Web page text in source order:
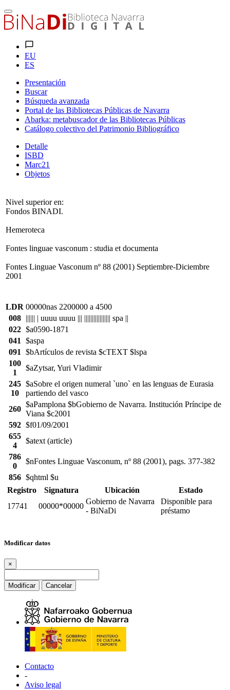
EU
ES
Presentación
Buscar
Búsqueda avanzada
Portal de las Bibliotecas Públicas de Navarra
Abarka: metabuscador de las Bibliotecas Públicas
Catálogo colectivo del Patrimonio Bibliográfico
Detalle
ISBD
Marc21
Objetos
Nivel superior en:
Fondos BINADI.
Hemeroteca
Fontes linguae vasconum : studia et documenta
Fontes Linguae Vasconum nº 88 (2001) Septiembre-Diciembre
2001
LDR 00000nas 2200000 a 4500
008
|||||| | uuuu uuuu ||| ||||||||||||||||| spa ||
022 $a0590-1871
041
$aspa
091
$bArtículos de revista $cTEXT $lspa
100
1
$aZytsar, Yuri Vladimir
245
10
$aSobre el origen numeral `uno` en las lenguas de Eurasia
partiendo del vasco
260
$aPamplona $bGobierno de Navarra. Institución Príncipe de
Viana $c2001
592 $f01/09/2001
655
4
$atext (article)
786
0
$nFontes Linguae Vasconum, nº 88 (2001), pags. 377-382
856 $qhtml $u
Registro
Signatura Ubicación
Estado
17741
00000*00000
Gobierno de Navarra
- BiNaDi
Disponible para
préstamo
Modificar datos
×
Modificar Cancelar
Contacto
-
Aviso legal